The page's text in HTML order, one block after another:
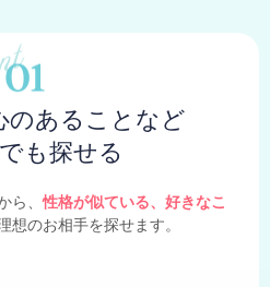
のあることなど
も探せる
ら、性格が似ている、好きなこ
想のお相手を探せます。